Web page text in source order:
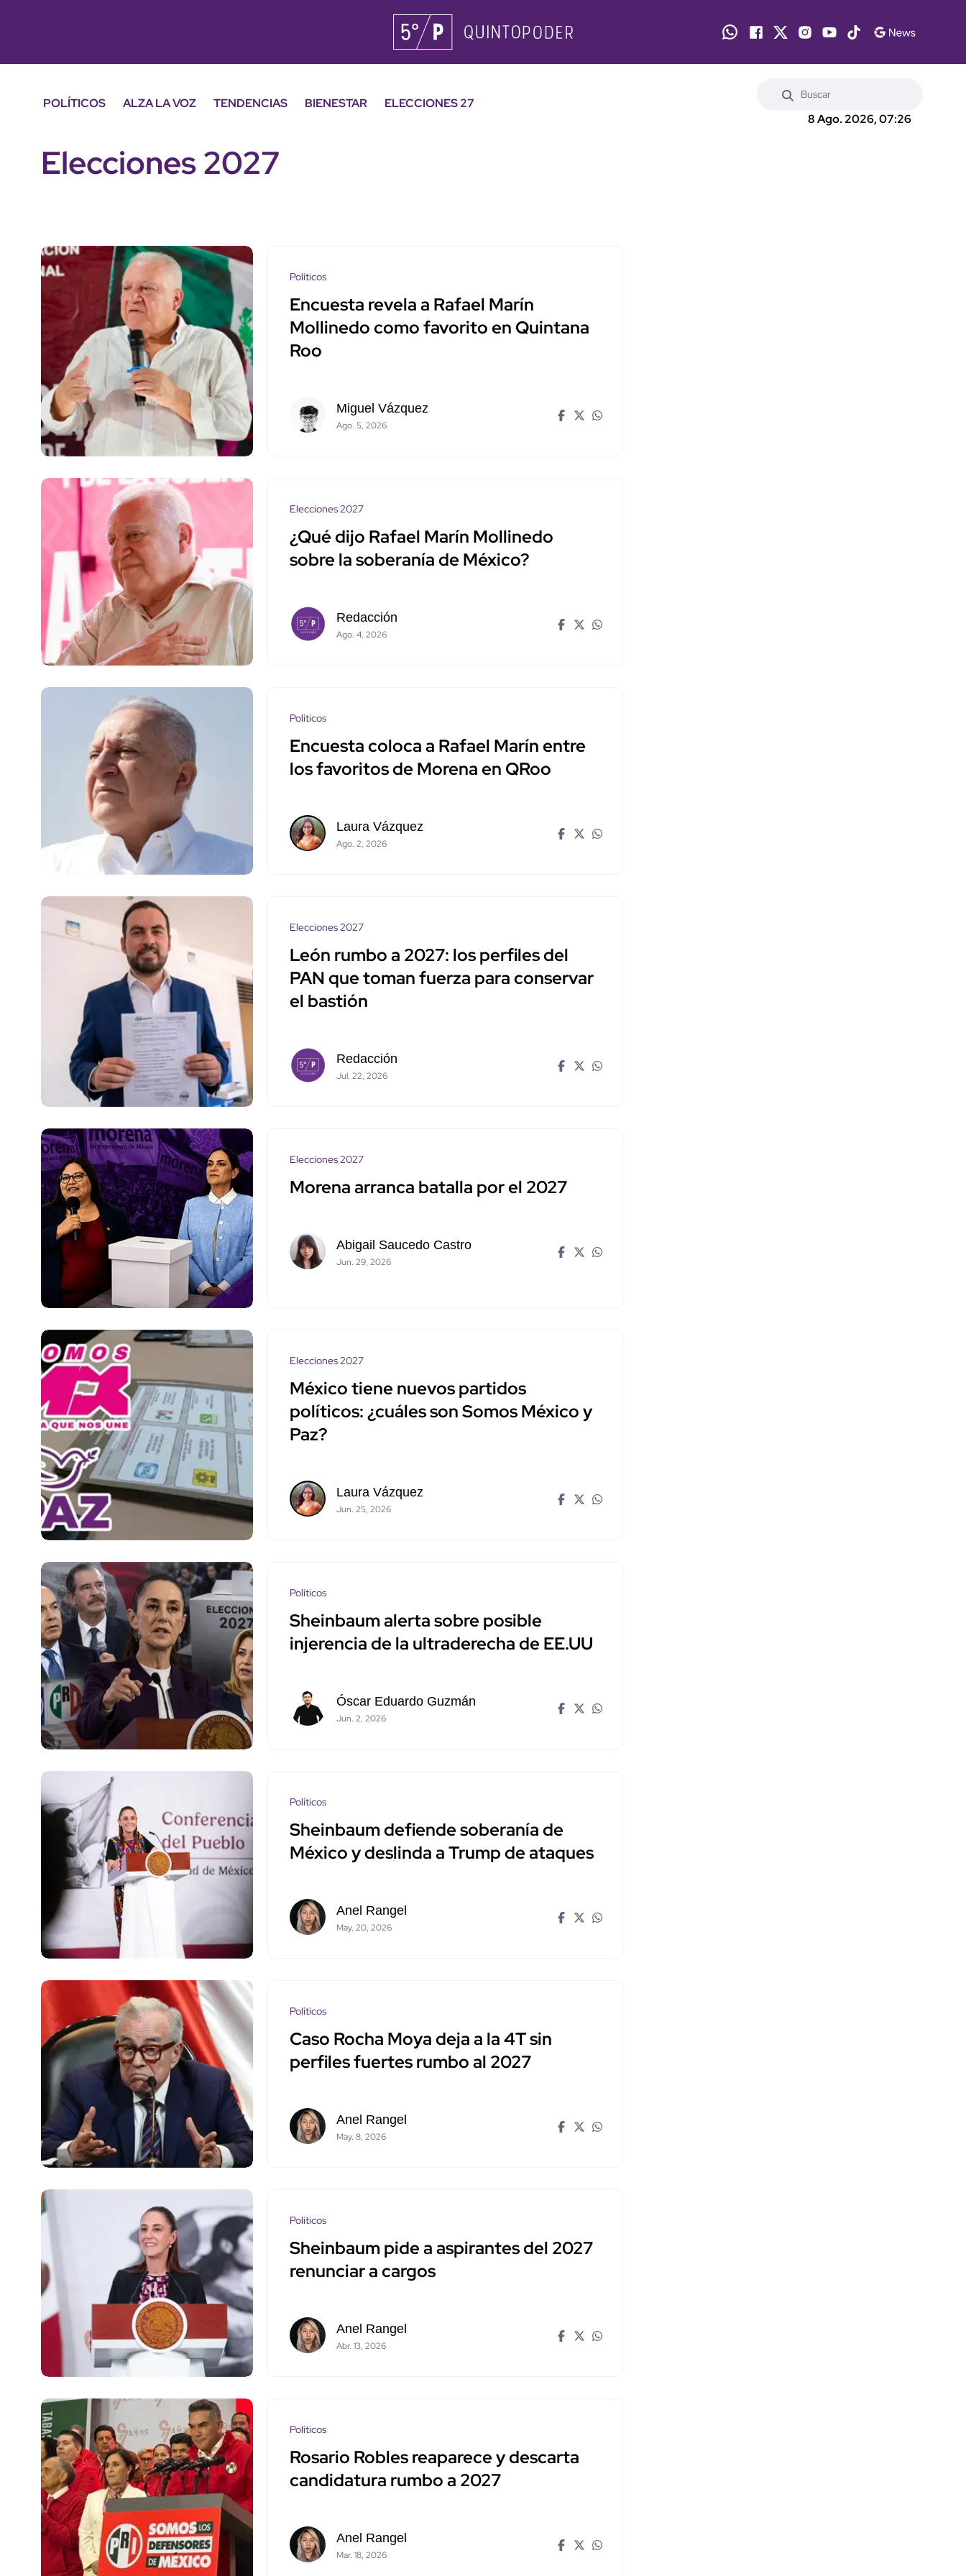
POLÍTICOS ALZA LA VOZ TENDENCIAS BIENESTAR
ELECCIONES 27
8 Ago. 2026, 07:26
Elecciones 2027
Políticos
Encuesta revela a Rafael Marín
Mollinedo como favorito en Quintana
Roo
Miguel Vázquez
Ago. 5, 2026
Elecciones 2027
¿Qué dijo Rafael Marín Mollinedo
sobre la soberanía de México?
Redacción
Ago. 4, 2026
Políticos
Encuesta coloca a Rafael Marín entre
los favoritos de Morena en QRoo
Laura Vázquez
Ago. 2, 2026
Elecciones 2027
León rumbo a 2027: los perfiles del
PAN que toman fuerza para conservar
el bastión
Redacción
Jul. 22, 2026
Elecciones 2027
Morena arranca batalla por el 2027
Abigail Saucedo Castro
Jun. 29, 2026
Elecciones 2027
México tiene nuevos partidos
políticos: ¿cuáles son Somos México y
Paz?
Laura Vázquez
Jun. 25, 2026
Políticos
Sheinbaum alerta sobre posible
injerencia de la ultraderecha de EE.UU
Óscar Eduardo Guzmán
Jun. 2, 2026
Políticos
Sheinbaum defiende soberanía de
México y deslinda a Trump de ataques
Anel Rangel
May. 20, 2026
Políticos
Caso Rocha Moya deja a la 4T sin
perfiles fuertes rumbo al 2027
Anel Rangel
May. 8, 2026
Políticos
Sheinbaum pide a aspirantes del 2027
renunciar a cargos
Anel Rangel
Abr. 13, 2026
Políticos
Rosario Robles reaparece y descarta
candidatura rumbo a 2027
Anel Rangel
Mar. 18, 2026